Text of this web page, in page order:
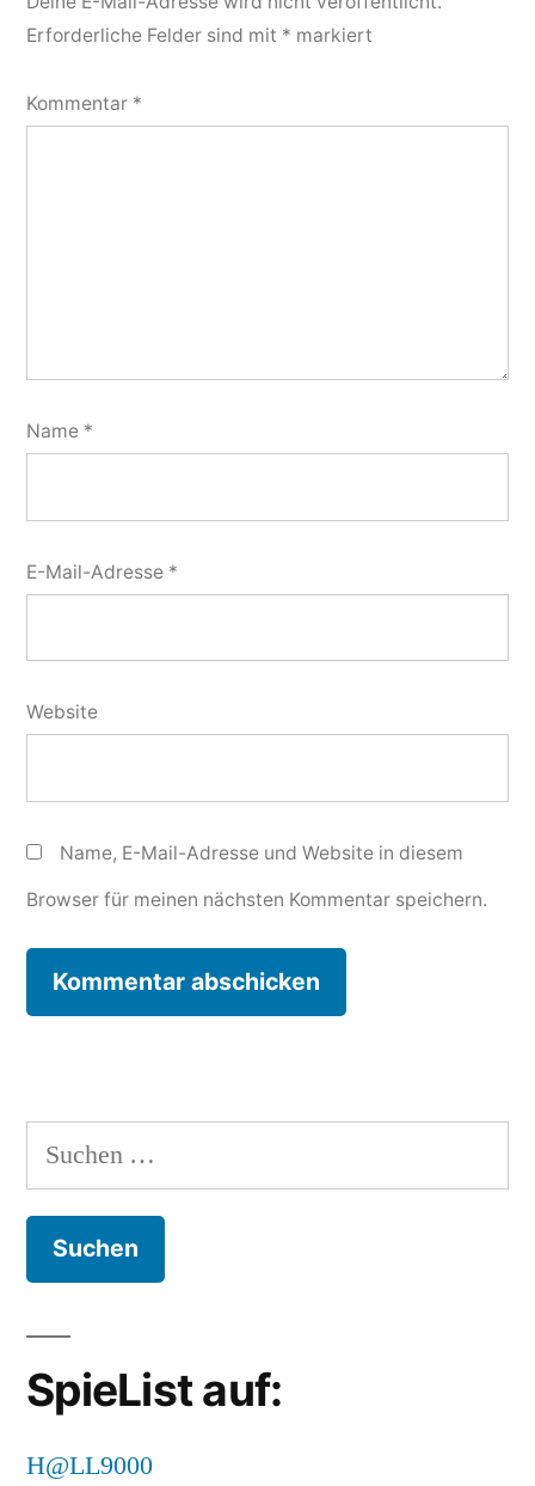
Erforderliche Felder sind mit * markiert
Kommentar *
Name *
E-Mail-Adresse *
Website
Name, E-Mail-Adresse und Website in diesem
Browser für meinen nächsten Kommentar speichern.
Suchen
nach:
SpieList auf:
H@LL9000